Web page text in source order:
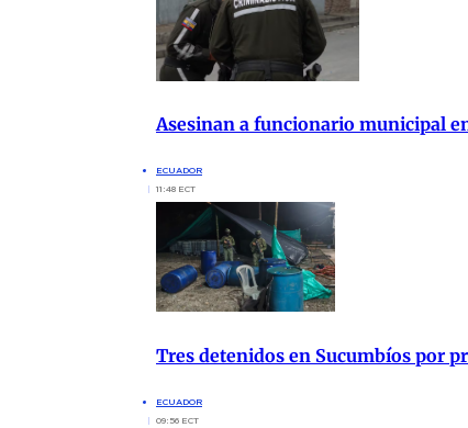
Asesinan a funcionario municipal
ECUADOR
11:48 ECT
Tres detenidos en Sucumbíos por
ECUADOR
09:56 ECT